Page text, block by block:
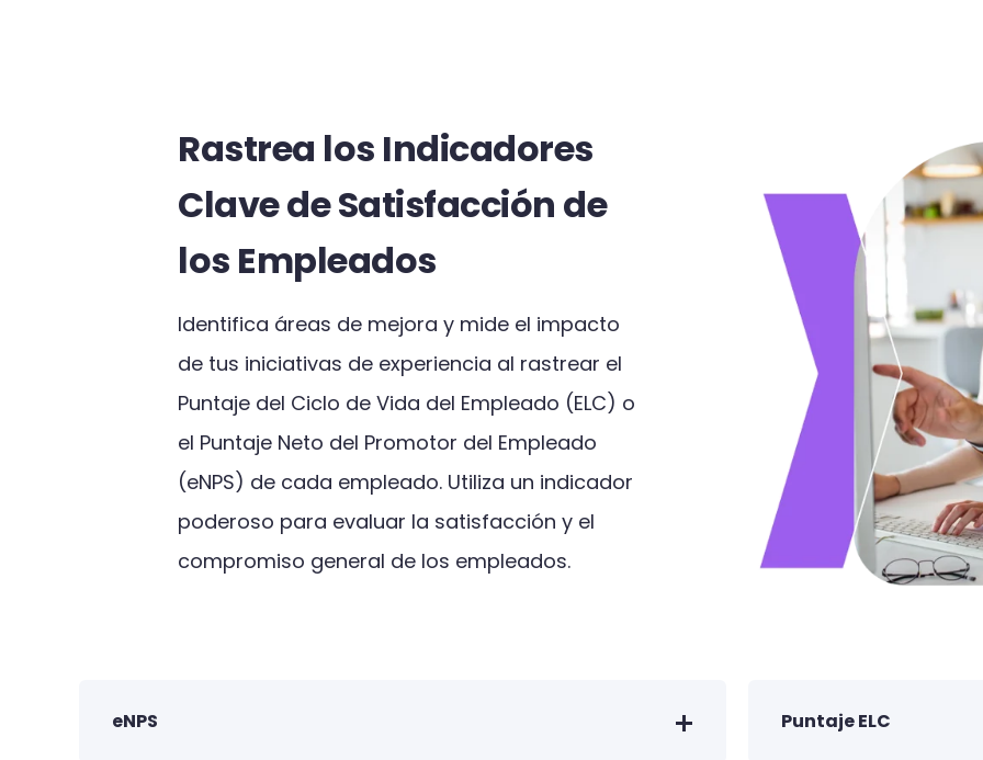
Rastrea los Indicadores
Clave de Satisfacción de
los Empleados
Identifica áreas de mejora y mide el impacto
de tus iniciativas de experiencia al rastrear el
Puntaje del Ciclo de Vida del Empleado (ELC) o
el Puntaje Neto del Promotor del Empleado
(eNPS) de cada empleado. Utiliza un indicador
poderoso para evaluar la satisfacción y el
compromiso general de los empleados.
eNPS Puntaje ELC